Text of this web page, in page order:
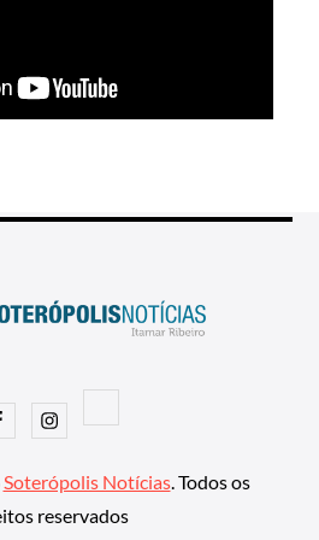
Instagram
Soterópolis Notícias. Todos os
reservados